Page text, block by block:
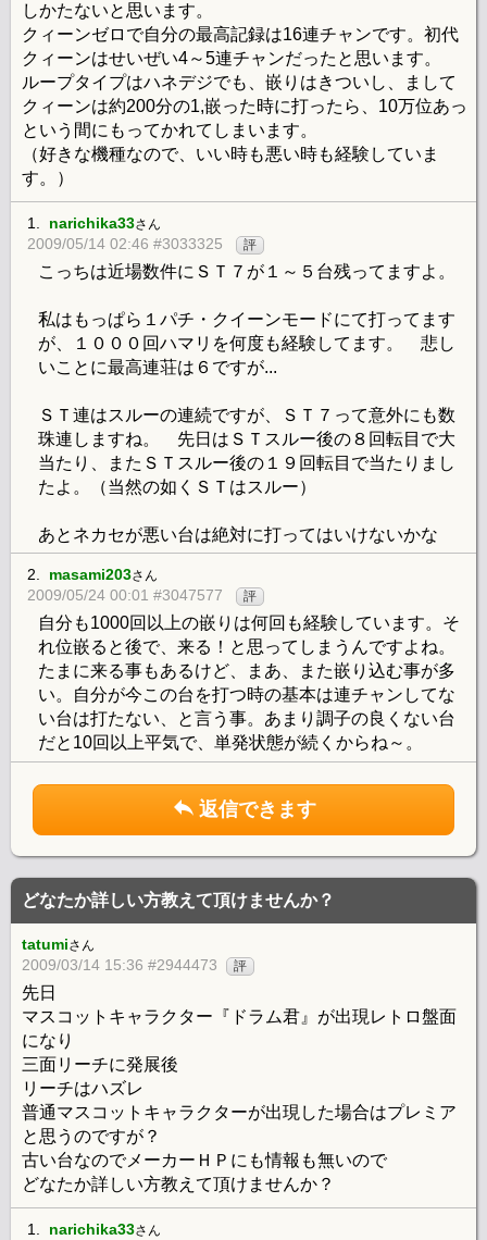
しかたないと思います。
クィーンゼロで自分の最高記録は16連チャンです。初代
クィーンはせいぜい4～5連チャンだったと思います。
ループタイプはハネデジでも、嵌りはきついし、まして
クィーンは約200分の1,嵌った時に打ったら、10万位あっ
という間にもってかれてしまいます。
（好きな機種なので、いい時も悪い時も経験していま
す。）
1. narichika33さん
2009/05/14 02:46 #3033325 評
こっちは近場数件にＳＴ７が１～５台残ってますよ。
私はもっぱら１パチ・クイーンモードにて打ってます
が、１０００回ハマリを何度も経験してます。 悲し
いことに最高連荘は６ですが...
ＳＴ連はスルーの連続ですが、ＳＴ７って意外にも数
珠連しますね。 先日はＳＴスルー後の８回転目で大
当たり、またＳＴスルー後の１９回転目で当たりまし
たよ。（当然の如くＳＴはスルー）
あとネカセが悪い台は絶対に打ってはいけないかな
2. masami203さん
2009/05/24 00:01 #3047577 評
自分も1000回以上の嵌りは何回も経験しています。そ
れ位嵌ると後で、来る！と思ってしまうんですよね。
たまに来る事もあるけど、まあ、また嵌り込む事が多
い。自分が今この台を打つ時の基本は連チャンしてな
い台は打たない、と言う事。あまり調子の良くない台
だと10回以上平気で、単発状態が続くからね～。
返信できます
どなたか詳しい方教えて頂けませんか？
tatumiさん
2009/03/14 15:36 #2944473 評
先日
マスコットキャラクター『ドラム君』が出現レトロ盤面
になり
三面リーチに発展後
リーチはハズレ
普通マスコットキャラクターが出現した場合はプレミア
と思うのですが？
古い台なのでメーカーＨＰにも情報も無いので
どなたか詳しい方教えて頂けませんか？
1. narichika33さん